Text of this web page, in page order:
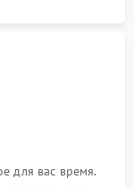
для вас время.